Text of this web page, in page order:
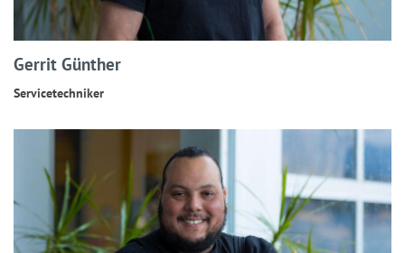
Gerrit Günther
Servicetechniker